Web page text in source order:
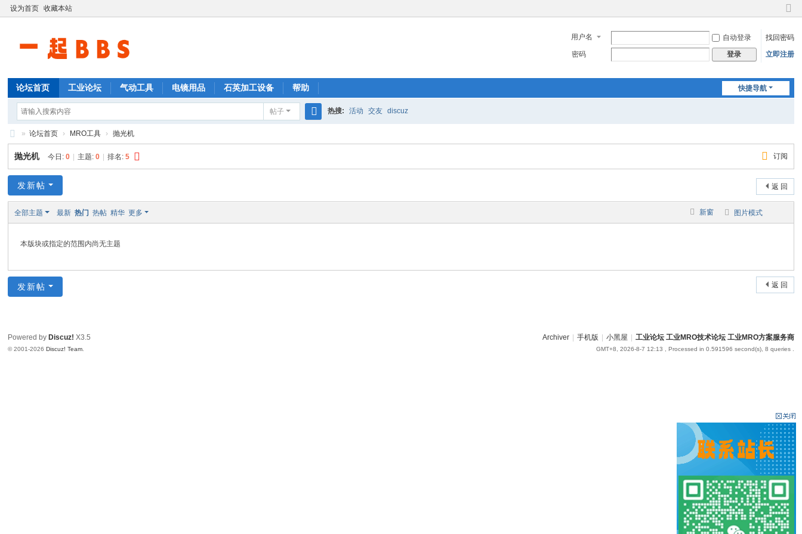
设为首页 收藏本站
切
到
窄
用户名 自动登录
找回密码
密码
登录 立即注册
快捷导航
论坛首页 工业论坛 气动工具 电镜用品 石英加工设备 帮助
帖子
索
热搜: 活动 交友 discuz
工
业
论
坛
R
论
» 论坛首页 › MRO工具 › 抛光机
订阅
抛光机 今日:0 主题:0 排名:5
返 回
发新帖
新窗
全部主题 最新 热门 热帖 精华 更多 图片模式
本版块或指定的范围内尚无主题
返 回
发新帖
Archiver 手机版 小黑屋 工业论坛 工业MRO技术论坛 工业MRO方案服务商
GMT+8, 2026-8-7 12:13 , Processed in 0.591596 second(s), 8 queries .
Powered by Discuz! X3.5
© 2001-2026Discuz! Team